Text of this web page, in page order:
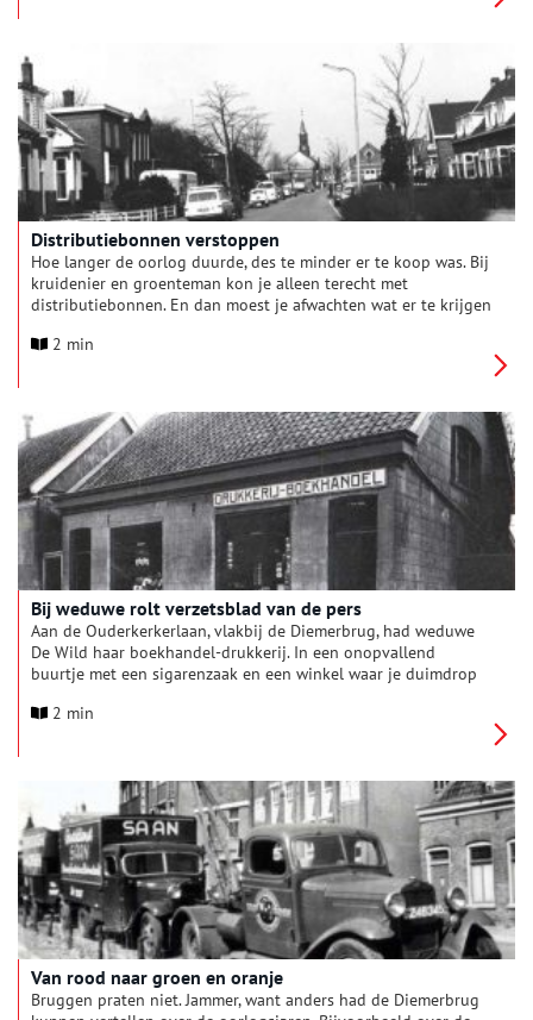
Distributiebonnen verstoppen
Hoe langer de oorlog duurde, des te minder er te koop was. Bij
kruidenier en groenteman kon je alleen terecht met
distributiebonnen. En dan moest je afwachten wat er te krijgen
levensmiddelen onder de bij de gemeente ingeschreven
Terecht bleek nu. In een school aan de Ouderkerkerlaan
opende het distributiekantoor.
2 min
Bij weduwe rolt verzetsblad van de pers
Aan de Ouderkerkerlaan, vlakbij de Diemerbrug, had weduwe
De Wild haar boekhandel-drukkerij. In een onopvallend
buurtje met een sigarenzaak en een winkel waar je duimdrop
2 min
Van rood naar groen en oranje
Bruggen praten niet. Jammer, want anders had de Diemerbrug